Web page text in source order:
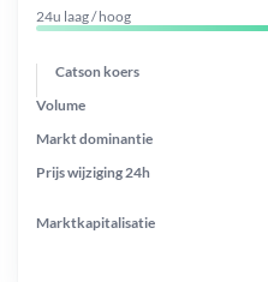
24u laag / hoog
Catson koers
Prijs wijziging 24h
Markt dominantie
Marktkapitalisatie
Volume